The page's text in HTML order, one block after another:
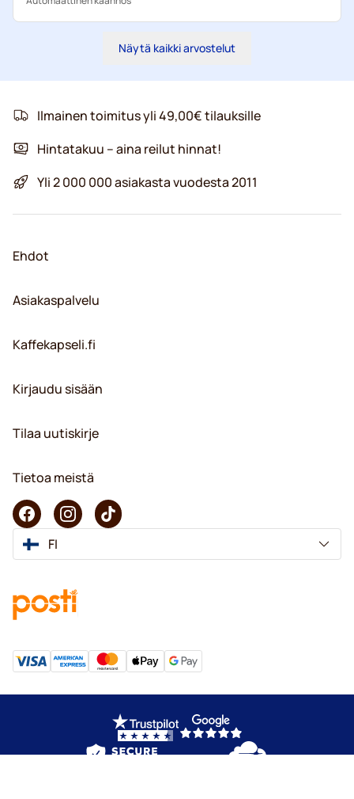
Näytä kaikki arvostelut
Ilmainen toimitus yli 49,00€ tilauksille
Hintatakuu – aina reilut hinnat!
Yli 2 000 000 asiakasta vuodesta 2011
Ehdot
Asiakaspalvelu
Kaffekapseli.fi
Kirjaudu sisään
Tilaa uutiskirje
Tietoa meistä
FI